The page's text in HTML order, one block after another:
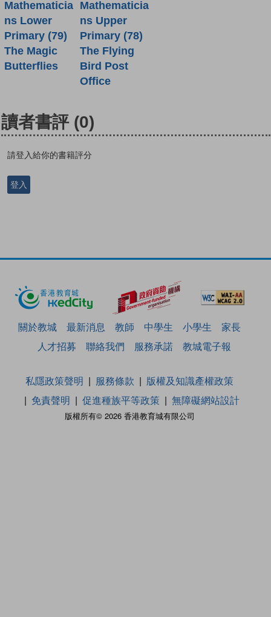
Mathematicia
ns Lower
Primary (79)
The Magic
Butterflies
Mathematicia
ns Upper
Primary (78)
The Flying
Bird Post
Office
讀者書評 (0)
請登入給你的書籍評分
登入
關於教城 最新消息 教師 中學生 小學生
家長
人才招募
聯絡我們 服務承諾 教城電子報
版權所有© 2026 香港教育城有限公司
私隱政策聲明 服務條款
版權及知識產權政策
免責聲明
促進種族平等政策 無障礙網站設計